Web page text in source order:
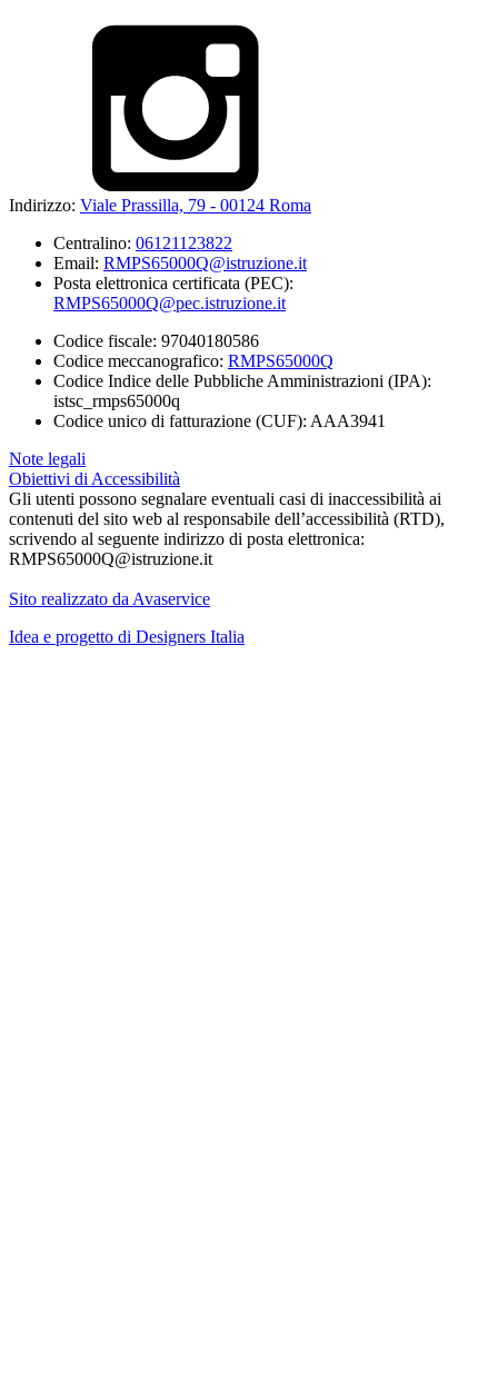
Indirizzo: Viale Prassilla, 79 - 00124 Roma
Centralino: 06121123822
Email: RMPS65000Q@istruzione.it
Posta elettronica certificata (PEC):
RMPS65000Q@pec.istruzione.it
Codice fiscale: 97040180586
Codice meccanografico: RMPS65000Q
Codice Indice delle Pubbliche Amministrazioni (IPA):
istsc_rmps65000q
Codice unico di fatturazione (CUF): AAA3941
Note legali
Obiettivi di Accessibilità
Gli utenti possono segnalare eventuali casi di inaccessibilità ai
contenuti del sito web al responsabile dell’accessibilità (RTD),
scrivendo al seguente indirizzo di posta elettronica:
RMPS65000Q@istruzione.it
Sito realizzato da Avaservice
Idea e progetto di Designers Italia